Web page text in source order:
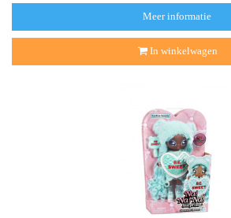
Meer informatie
In winkelwagen